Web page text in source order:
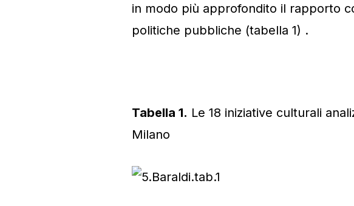
in modo più approfondito il rapporto
politiche pubbliche (tabella 1) .
Tabella 1. Le 18 iniziative culturali
Milano